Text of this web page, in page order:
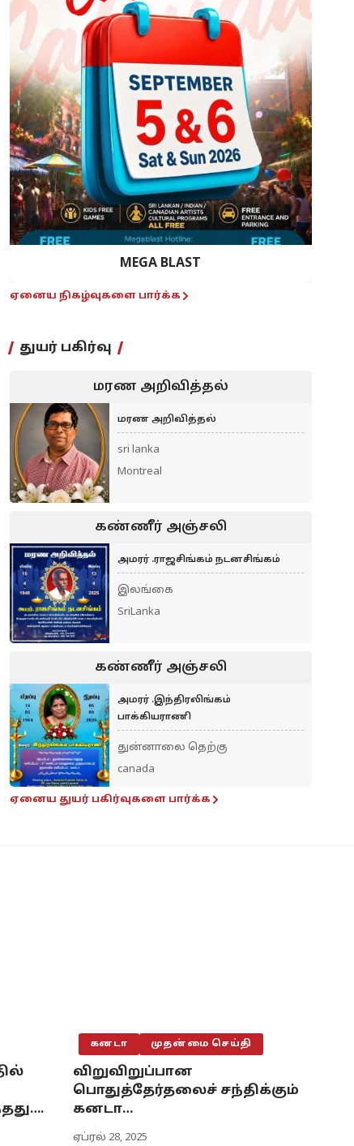
MEGA BLAST
ஏனைய நிகழ்வுகளை பார்க்க
துயர் பகிர்வு
மரண அறிவித்தல்
மரண அறிவித்தல்
sri lanka
Montreal
கண்ணீர் அஞ்சலி
அமரர் .ராஜசிங்கம் நடனசிங்கம்
இலங்கை
SriLanka
கண்ணீர் அஞ்சலி
அமரர் .இந்திரலிங்கம்
பாக்கியராணி
துன்னாலை தெற்கு
canada
ஏனைய துயர் பகிர்வுகளை பார்க்க
கனடா முதன்மை செய்தி
விறுவிறுப்பான
பொதுத்தேர்தலைச் சந்திக்கும்
கனடா…
ஏப்ரல் 28, 2025